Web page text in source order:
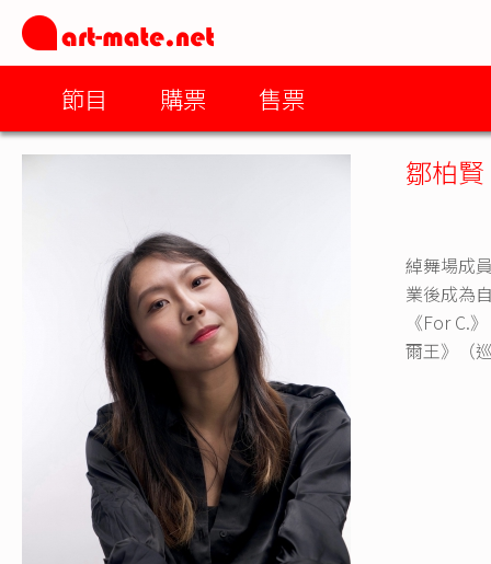
節目 購票 售票
鄒柏賢
綽舞場成
業後成為
《For C.
爾王》（